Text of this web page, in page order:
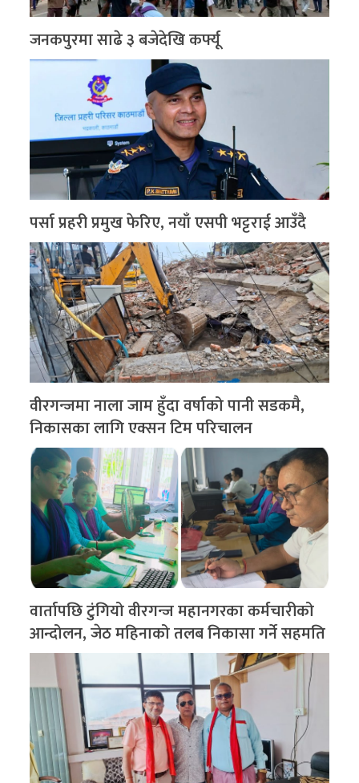
जनकपुरमा साढे ३ बजेदेखि कर्फ्यू
पर्सा प्रहरी प्रमुख फेरिए, नयाँ एसपी भट्टराई आउँदै
वीरगन्जमा नाला जाम हुँदा वर्षाको पानी सडकमै,
निकासका लागि एक्सन टिम परिचालन
वार्तापछि टुंगियो वीरगन्ज महानगरका कर्मचारीको
आन्दोलन, जेठ महिनाको तलब निकासा गर्ने सहमति